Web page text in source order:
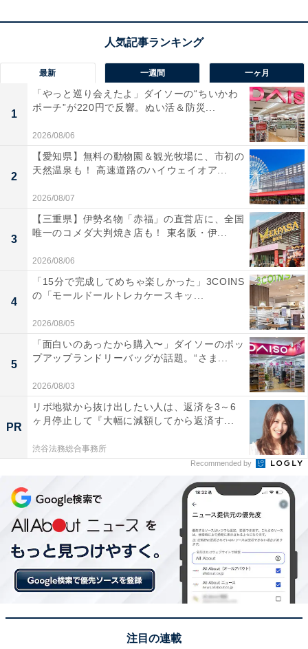
コムテック ドライブレコーダー ZDR065 フロントカメラ
WQHD 前後STARVIS 2搭載で夜間撮影性能向上 前後2カ
メラ GPS内蔵 後続車両接近お知らせ 運転支援機能 日本
製 3年保証 駐車監視 高速起動 [出張取付サービス対応]
「夜の雨でも驚くほどハッキリ映る、安心感が違
います」。「ZDR065」に届いた口コミは？
実際に「ZDR065」を使用するユーザーからは、どのよ
うな声が届いているのでしょうか。インターネット上で
目立った声を抜粋して紹介します。
STARVIS 2の効果は絶大ですね！街灯の少ない夜道
や雨の日のドライブでも、前後の車のナンバーや周
囲の状況がくっきりと録画できていて安心感が違い
ます。
画質が良いのはもちろんですが、あおり運転対策に
最新 一週間 一ヶ月
1
「やっと巡り会えたよ」ダイソーの“ちいかわ
ポーチ”が220円で反響。ぬい活＆防災...
2026/08/06
2
【愛知県】無料の動物園＆観光牧場に、市初の
天然温泉も！ 高速道路のハイウェイオア...
2026/08/07
3
【三重県】伊勢名物「赤福」の直営店に、全国
唯一のコメダ大判焼き店も！ 東名阪・伊...
2026/08/06
4
「15分で完成してめちゃ楽しかった」3COINS
の「モールドールトレカケースキッ...
2026/08/05
5
「面白いのあったから購入〜」ダイソーのポッ
プアップランドリーバッグが話題。“さま...
2026/08/03
PR
リボ地獄から抜け出したい人は、返済を3～6
ヶ月停止して『大幅に減額してから返済す...
渋谷法務総合事務所
Recommended by
注目の連載